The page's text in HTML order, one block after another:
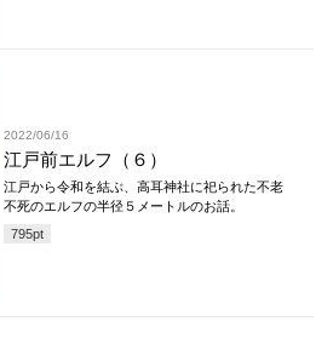
2022/06/16
江戸前エルフ（６）
江戸から令和を結ぶ、高耳神社に祀られた不老
不死のエルフの半径５メートルのお話。
795pt